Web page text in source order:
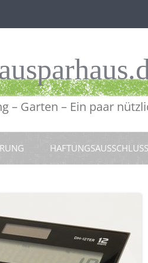
– Garten – Ein paar
HAFTUNGSAUSSCHLUSS